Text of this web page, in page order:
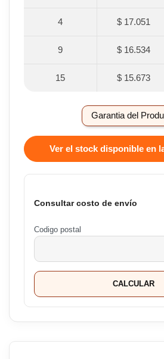
4 $ 17.051
9 $ 16.534
15 $ 15.673
Garantia del
Ver el stock disponible en
Consultar costo de envío
Codigo postal
CALCULAR